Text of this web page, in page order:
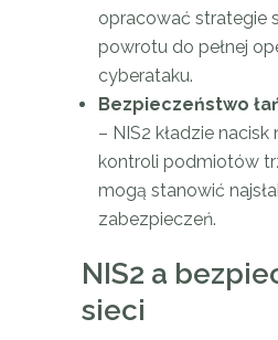
opracować strategie
powrotu do pełnej
cyberataku.
Bezpieczeństwo
– NIS2 kładzie
kontroli podmiotów
mogą stanowić
zabezpieczeń.
NIS2 a
sieci